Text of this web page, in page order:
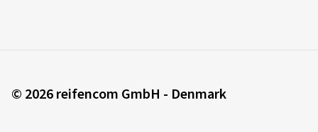
© 2026 reifencom GmbH - Denmark